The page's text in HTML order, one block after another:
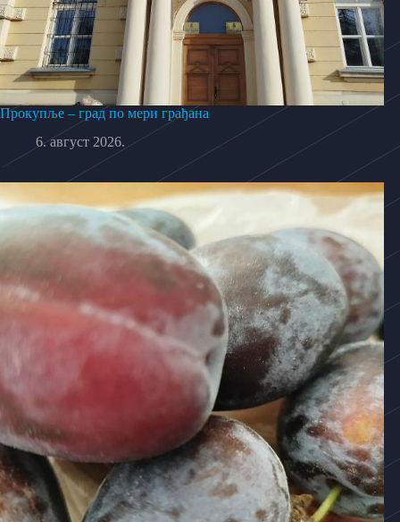
Прокупље – град по мери грађана
6. август 2026.